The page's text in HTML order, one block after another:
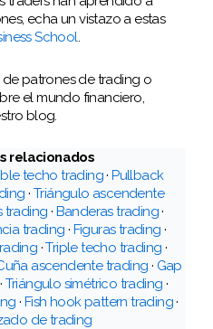
echa un vistazo a estas
School.
patrones de trading o
el mundo financiero,
blog.
relacionados
techo trading·Pullback
· Triángulo ascendente
trading · Banderas trading·
trading · Figuras trading ·
·Triple techo trading ·
ascendente trading · Gap
Triángulo simétrico trading ·
· Fish hook pattern trading·
de trading